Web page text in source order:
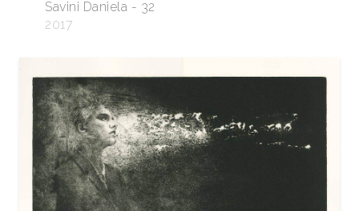
Savini Daniela - 32
2017